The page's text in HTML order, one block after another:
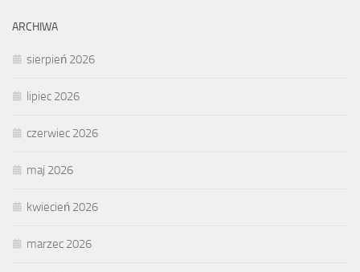
ARCHIWA
sierpień 2026
lipiec 2026
czerwiec 2026
maj 2026
kwiecień 2026
marzec 2026